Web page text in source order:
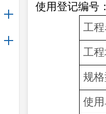
使用登记编号
工
工
规
使